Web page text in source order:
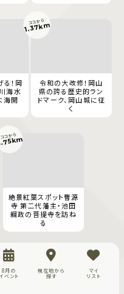
！岡
海水
海開
令和の大改修！岡山
県の誇る歴史的ラン
ドマーク、岡山城に征
く
ココから
1.37km
絶景紅葉スポット曹源
寺 第二代藩主・池田
綱政の菩提寺を訪ね
る
ココから
8月の
ベント
現在地から
探す
マイ
リスト